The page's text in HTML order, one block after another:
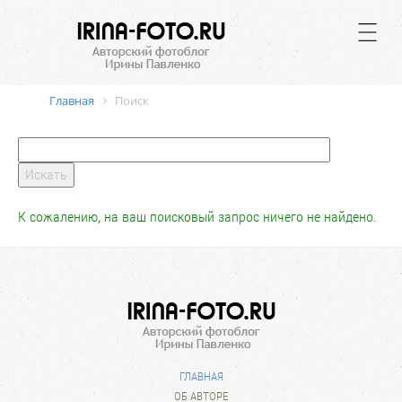
.
Главная Поиск
К сожалению, на ваш поисковый запрос ничего не найдено.
ГЛАВНАЯ
ОБ АВТОРЕ